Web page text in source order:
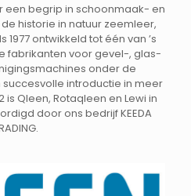
een begrip in schoonmaak- en
historie in natuur zeemleer,
ontwikkeld tot één van ’s
fabrikanten voor gevel-, glas-
onder de
succesvolle introductie in meer
is Qleen, Rotaqleen en Lewi in
door ons bedrijf KEEDA